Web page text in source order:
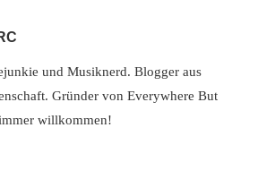
und Musiknerd. Blogger aus
Gründer von Everywhere But
willkommen!